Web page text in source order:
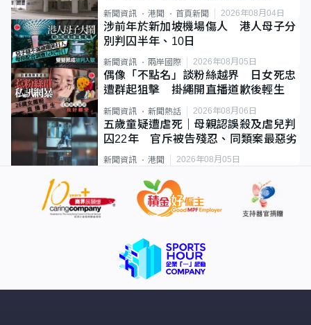
新聞資訊 港聞 首頁新聞 2026年08月04日
涉前年於新加坡機場傷人 港人母子分
別判囚半年、10日
新聞資訊 兩岸國際 2026年08月05日
偶像「不點名」談粉絲越界 日女死忠
遭群起狙擊 掛繩開直播道歉後輕生
新聞資訊 新聞熱話 2026年08月06日
五歲童疑遭虐死｜母親認誤殺及虐兒判
囚22年 官斥被告殘忍、同類案最惡劣
新聞資訊 港聞 2026年08月05日